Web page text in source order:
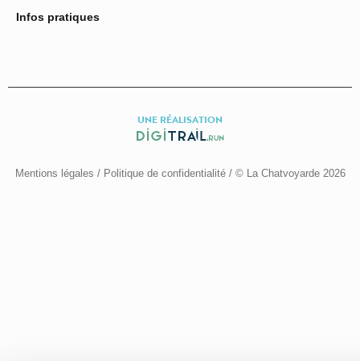
Infos pratiques
UNE RÉALISATION
Mentions légales /Politique de confidentialité/ © La Chatvoyarde 2026